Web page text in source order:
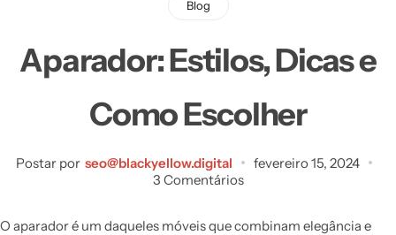
Blog
Aparador: Estilos, Dicas e
Como Escolher
Postar por seo@blackyellow.digital
fevereiro 15, 2024
3 Comentários
O aparador é um daqueles móveis que combinam elegância e